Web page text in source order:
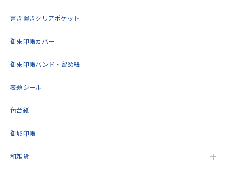
書き置きクリアポケット
御朱印帳カバー
御朱印帳バンド・留め紐
表題シール
色台紙
御城印帳
和雑貨
の度も迅速で丁寧な対応をいただきありがとうございまし
す。これから大切に使用します！